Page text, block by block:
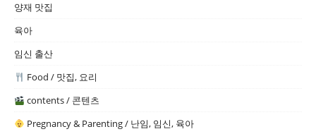
양재 맛집
육아
임신 출산
Food / 맛집, 요리
contents / 콘텐츠
Pregnancy & Parenting / 난임, 임신, 육아